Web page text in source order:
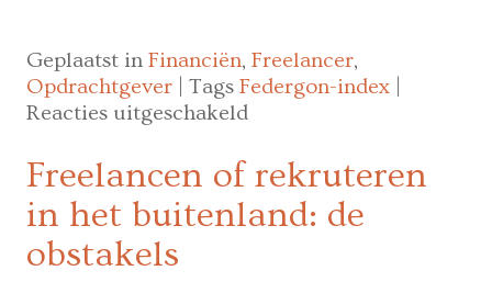
Geplaatst in Financiën,Freelancer,
Opdrachtgever
Tags Federgon-index
Reacties uitgeschakeld
ondersteunt
versnelling
economische
Freelancen of rekruteren
in het buitenland: de
obstakels